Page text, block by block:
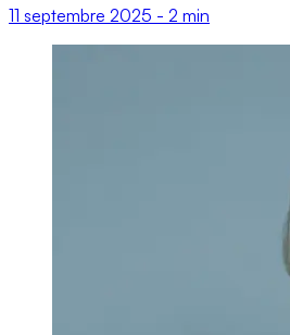
11 septembre 2025 - 2 min